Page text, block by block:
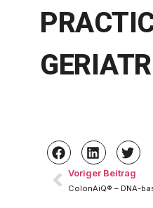
Voriger Beitrag